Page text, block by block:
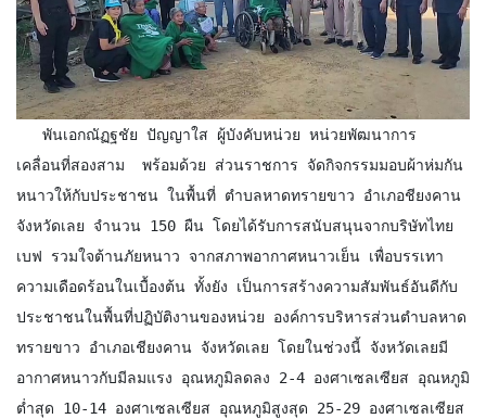
เคลื่อนที่สองสาม  พร้อมด้วย ส่วนราชการ จัดกิจกรรมมอบผ้าห่มกัน
หนาวให้กับประชาชน ในพื้นที่ ตำบลหาดทรายขาว อำเภอชียงคาน
จังหวัดเลย จำนวน 150 ผืน โดยได้รับการสนับสนุนจากบริษัทไทย
เบฟ รวมใจต้านภัยหนาว จากสภาพอากาศหนาวเย็น เพื่อบรรเทา
ความเดือดร้อนในเบื้องต้น ทั้งยัง เป็นการสร้างความสัมพันธ์อันดีกับ
ประชาชนในพื้นที่ปฏิบัติงานของหน่วย องค์การบริหารส่วนตำบลหาด
ทรายขาว อำเภอเชียงคาน จังหวัดเลย โดยในช่วงนี้ จังหวัดเลยมี
อากาศหนาวกับมีลมแรง อุณหภูมิลดลง 2-4 องศาเซลเซียส อุณหภูมิ
ต่ำสุด 10-14 องศาเซลเซียส อุณหภูมิสูงสุด 25-29 องศาเซลเซียส